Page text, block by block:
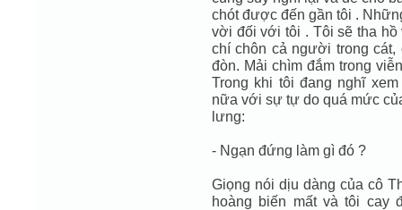
chót được đến gần tôi .
vời đối với tôi . Tôi sẽ tha hồ
chí chôn cả người trong
đòn. Mải chìm đắm trong
Trong khi tôi đang nghĩ
nữa với sự tự do quá mức
lưng:
- Ngạn đứng làm gì đó ?
Giọng nói dịu dàng của cô
hoàng biến mất và tôi cay